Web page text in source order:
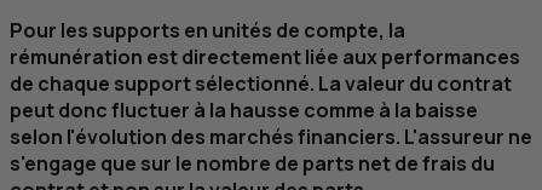
Pour les supports en unités de compte, la
rémunération est directement liée aux performances
de chaque support sélectionné. La valeur du contrat
peut donc fluctuer à la hausse comme à la baisse
selon l'évolution des marchés financiers. L'assureur ne
s'engage que sur le nombre de parts net de frais du